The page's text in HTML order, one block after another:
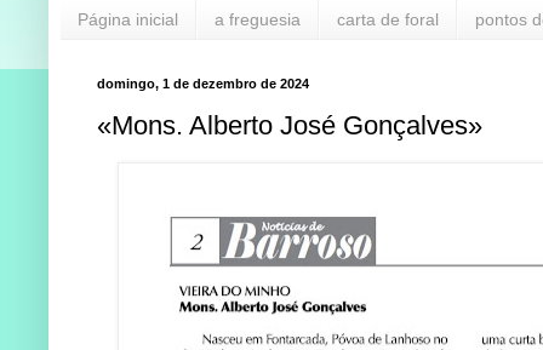
Página inicial a freguesia carta de foral pontos
domingo, 1 de dezembro de 2024
«Mons. Alberto José Gonçalves»